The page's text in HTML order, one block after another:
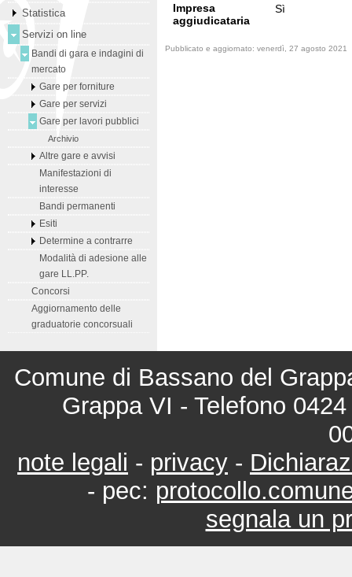
Statistica
Servizi on line
Bandi di gara e indagini di
mercato
Gare per forniture
Gare per servizi
Gare per lavori pubblici
Archivio
Altre gare e avvisi
Manifestazioni di
interesse
Bandi permanenti
Esiti
Determine a contrarre
Modalità di adesione alle
gare LL.PP.
Concorsi
Aggiornamento delle
graduatorie concorsuali
Impresa
aggiudicataria
Sì
Pubblicato e aggiornato: venerdì, 27 agosto 2021
Comune di Bassano del
Grappa VI - Telefono
note legali - privacy -
- pec:
segnala un